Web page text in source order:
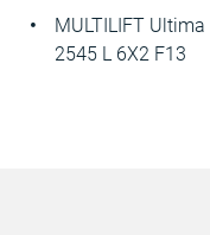
MULTILIFT
2545 L 6X2 F13